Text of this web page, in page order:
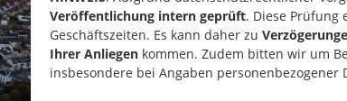
Veröffentlichung intern geprüft. Diese Prüfung
Geschäftszeiten. Es kann daher zu
Ihrer Anliegen kommen. Zudem bitten wir um
insbesondere bei Angaben personenbezogener